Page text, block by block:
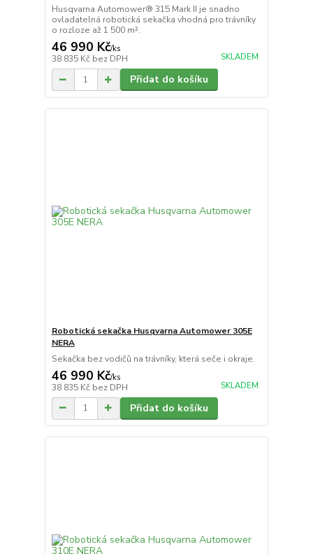
Husqvarna Automower® 315 Mark II je snadno
ovladatelná robotická sekačka vhodná pro trávníky
o rozloze až 1 500 m².
46 990 Kč/ks
38 835 Kč bez DPH SKLADEM
Přidat do košíku
Robotická sekačka Husqvarna Automower 305E
NERA
Sekačka bez vodičů na trávníky, která seče i okraje.
46 990 Kč/ks
38 835 Kč bez DPH SKLADEM
Přidat do košíku